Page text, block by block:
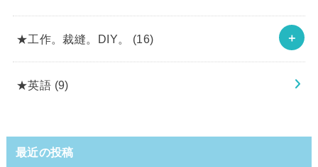
★工作。裁縫。DIY。 (16)
★英語 (9)
最近の投稿